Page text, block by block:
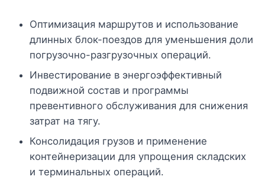
Оптимизация маршрутов и использование
длинных блок-поездов для уменьшения доли
погрузочно-разгрузочных операций.
Инвестирование в энергоэффективный
подвижной состав и программы
превентивного обслуживания для снижения
затрат на тягу.
Консолидация грузов и применение
контейнеризации для упрощения складских
и терминальных операций.